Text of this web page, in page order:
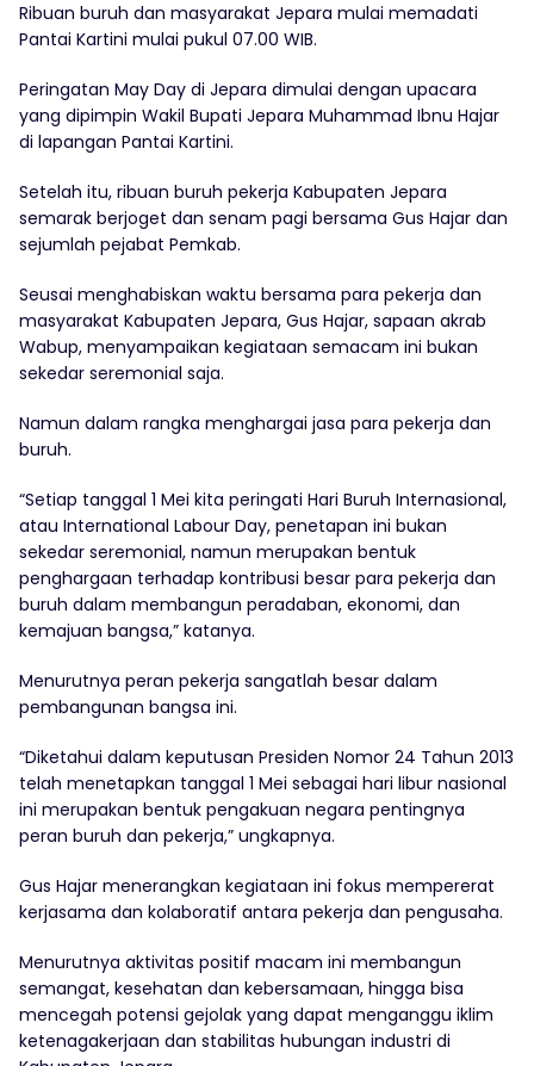
Ribuan buruh dan masyarakat Jepara mulai memadati
Pantai Kartini mulai pukul 07.00 WIB.
Peringatan May Day di Jepara dimulai dengan upacara
yang dipimpin Wakil Bupati Jepara Muhammad Ibnu Hajar
di lapangan Pantai Kartini.
Setelah itu, ribuan buruh pekerja Kabupaten Jepara
semarak berjoget dan senam pagi bersama Gus Hajar dan
sejumlah pejabat Pemkab.
Seusai menghabiskan waktu bersama para pekerja dan
masyarakat Kabupaten Jepara, Gus Hajar, sapaan akrab
Wabup, menyampaikan kegiataan semacam ini bukan
sekedar seremonial saja.
Namun dalam rangka menghargai jasa para pekerja dan
buruh.
“Setiap tanggal 1 Mei kita peringati Hari Buruh Internasional,
atau International Labour Day, penetapan ini bukan
sekedar seremonial, namun merupakan bentuk
penghargaan terhadap kontribusi besar para pekerja dan
buruh dalam membangun peradaban, ekonomi, dan
kemajuan bangsa,” katanya.
Menurutnya peran pekerja sangatlah besar dalam
pembangunan bangsa ini.
“Diketahui dalam keputusan Presiden Nomor 24 Tahun 2013
telah menetapkan tanggal 1 Mei sebagai hari libur nasional
ini merupakan bentuk pengakuan negara pentingnya
peran buruh dan pekerja,” ungkapnya.
Gus Hajar menerangkan kegiataan ini fokus mempererat
kerjasama dan kolaboratif antara pekerja dan pengusaha.
Menurutnya aktivitas positif macam ini membangun
semangat, kesehatan dan kebersamaan, hingga bisa
mencegah potensi gejolak yang dapat menganggu iklim
ketenagakerjaan dan stabilitas hubungan industri di